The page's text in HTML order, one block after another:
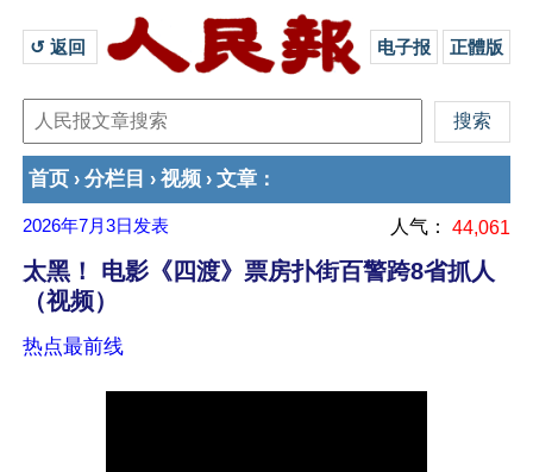
↺ 返回 电子报 正體版
首页 › 分栏目 › 视频 › 文章 ：
2026年7月3日 发表 人气： 44,061
太黑！ 电影《四渡》票房扑街百警跨8省抓人
（视频）
热点最前线